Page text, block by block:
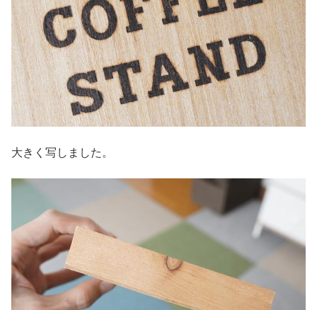
大きく写しました。